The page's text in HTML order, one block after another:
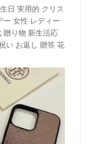
日 実用的 クリス
ー 女性 レディー
贈り物 新生活応
い お返し 贈答 花